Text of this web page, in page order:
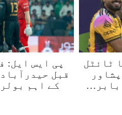
ایل 11 کا ٹائٹل
بابر…
پی ایس ایل:
قبل
کے اہم
لاہور 05مئی 2026